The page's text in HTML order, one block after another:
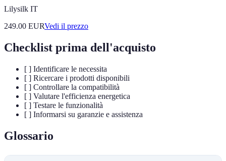
Lilysilk IT
249.00 EURVedi il prezzo
Checklist prima dell'acquisto
[ ] Identificare le necessita
[ ] Ricercare i prodotti disponibili
[ ] Controllare la compatibilità
[ ] Valutare l'efficienza energetica
[ ] Testare le funzionalità
[ ] Informarsi su garanzie e assistenza
Glossario